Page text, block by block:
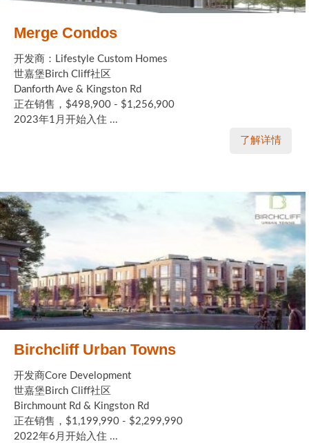
Merge Condos
开发商：Lifestyle Custom Homes
世嘉堡Birch Cliff社区
Danforth Ave & Kingston Rd
正在销售，$498,900 - $1,256,900
2023年1月开始入住 ...
了解详情
Birchcliff Urban Towns
开发商Core Development
世嘉堡Birch Cliff社区
Birchmount Rd & Kingston Rd
正在销售，$1,199,990 - $2,299,990
2022年6月开始入住 ...